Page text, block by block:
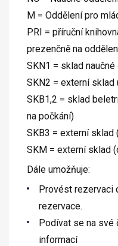
M = Oddělení pro
PRI = příruční
prezenčně na
SKN1 = sklad
SKN2 = externí sklad
SKB1,2 = sklad
na počkání)
SKB3 = externí sklad
SKM = externí sklad
Dále umožňuje:
Provést rezervaci
rezervace.
Podívat se na své
informací